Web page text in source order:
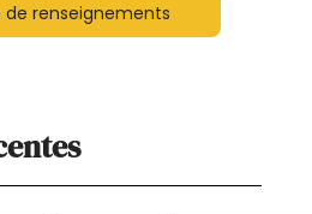
de renseignements